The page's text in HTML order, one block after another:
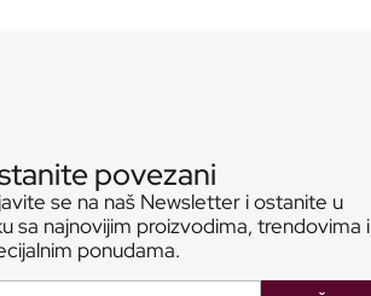
povezani
se na naš Newsletter i ostanite u
sa najnovijim proizvodima, trendovima i
ponudama.